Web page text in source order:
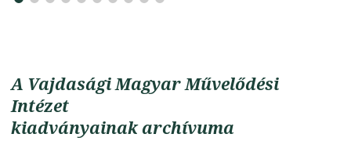
A Vajdasági Magyar Művelődési
Intézet
kiadványainak archívuma